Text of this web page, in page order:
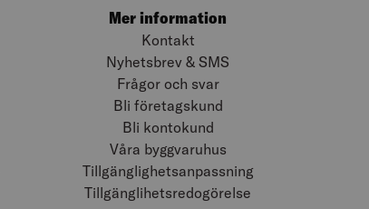
Mer information
Kontakt
Nyhetsbrev & SMS
Frågor och svar
Bli företagskund
Bli kontokund
Våra byggvaruhus
Tillgänglighetsanpassning
Tillgänglihetsredogörelse